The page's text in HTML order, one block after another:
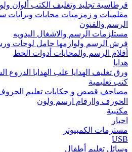
قرطاسية تجليد وتغليف الكتب ألوان
مقلميات و زمزميات محايات وبرايات
الرسم والفنون
مستلزمات الرسم والاشغال اليدويه
فرش الرسم ولوازمها حامل لوحات
أقلام الرسم والمحايات أدوات الخط
هدايا
ورق تغليف الهدايا علب الهدايا الدروع
كتب تعليمية
مصاحف قصص و حكايات تعليم
الحورف واارقام ارسم ولون
مكتبية
احبار
مستزمات الكمبيوتر
USB
وسائل تعليم أطفال